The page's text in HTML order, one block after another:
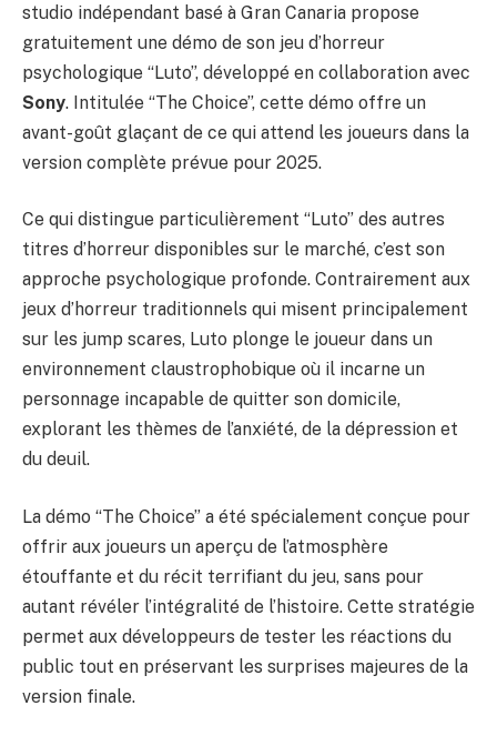
studio indépendant basé à Gran Canaria propose
gratuitement une démo de son jeu d’horreur
psychologique “Luto”, développé en collaboration avec
Sony. Intitulée “The Choice”, cette démo offre un
avant-goût glaçant de ce qui attend les joueurs dans la
version complète prévue pour 2025.
Ce qui distingue particulièrement “Luto” des autres
titres d’horreur disponibles sur le marché, c’est son
approche psychologique profonde. Contrairement aux
jeux d’horreur traditionnels qui misent principalement
sur les jump scares, Luto plonge le joueur dans un
environnement claustrophobique où il incarne un
personnage incapable de quitter son domicile,
explorant les thèmes de l’anxiété, de la dépression et
du deuil.
La démo “The Choice” a été spécialement conçue pour
offrir aux joueurs un aperçu de l’atmosphère
étouffante et du récit terrifiant du jeu, sans pour
autant révéler l’intégralité de l’histoire. Cette stratégie
permet aux développeurs de tester les réactions du
public tout en préservant les surprises majeures de la
version finale.